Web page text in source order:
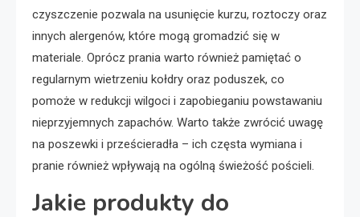
czyszczenie pozwala na usunięcie kurzu, roztoczy oraz
innych alergenów, które mogą gromadzić się w
materiale. Oprócz prania warto również pamiętać o
regularnym wietrzeniu kołdry oraz poduszek, co
pomoże w redukcji wilgoci i zapobieganiu powstawaniu
nieprzyjemnych zapachów. Warto także zwrócić uwagę
na poszewki i prześcieradła – ich częsta wymiana i
pranie również wpływają na ogólną świeżość pościeli.
Jakie produkty do